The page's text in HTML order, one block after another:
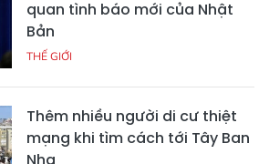
quan tình báo mới của Nhật
Bản
THẾ GIỚI
Thêm nhiều người di cư thiệt
mạng khi tìm cách tới Tây Ban